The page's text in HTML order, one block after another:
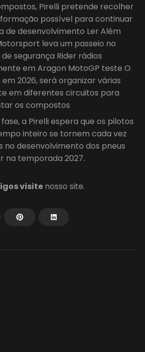
Pirelli pretende recolher
possível para continuar
de desenvolvimento Ler Além
leva um passeio no
segurança Rider rádios
em Aragon MotoGP teste O
2026, será organizar várias
em diferentes circuitos para
os compostos
a Pirelli espera que os pilotos
inteiro se tornem cada vez
no desenvolvimento dos pneus
na temporada 2027.
visite nosso site.